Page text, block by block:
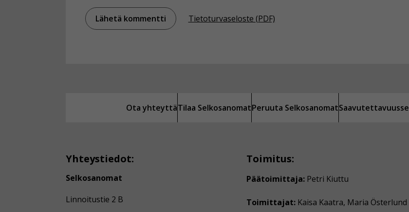
Tietoturvaseloste (PDF)
Ota yhteyttäTilaa SelkosanomatPeruuta Selkosanomat
Yhteystiedot:
Selkosanomat
Linnoitustie 2 B
Toimitus:
Päätoimittaja: Petri Kiuttu
Toimittajat: Kaisa Kaatra, Maria Österlund